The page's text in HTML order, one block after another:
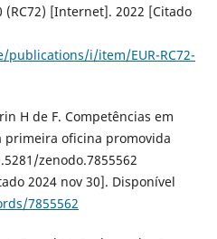
(RC72) [Internet]. 2022 [Citado
i/item/EUR-RC72-
H de F. Competências em
primeira oficina promovida
zenodo.7855562
2024 nov 30]. Disponível
7855562